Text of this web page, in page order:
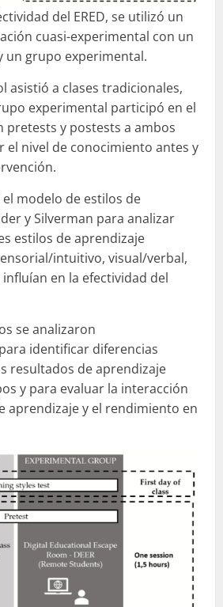
del ERED, se utilizó un
cuasi-experimental con un
un grupo experimental.
asistió a clases tradicionales,
experimental participó en el
pretests y postests a ambos
el nivel de conocimiento antes y
modelo de estilos de
y Silverman para analizar
estilos de aprendizaje
intuitivo, visual/verbal,
en la efectividad del
se analizaron
identificar diferencias
resultados de aprendizaje
y para evaluar la interacción
aprendizaje y el rendimiento en